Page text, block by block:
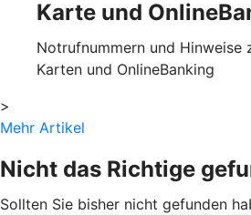
Karte und
Notrufnummern und Hinweise
Karten und OnlineBanking
>
Mehr Artikel
Nicht das Richtige
Sollten Sie bisher nicht gefunden